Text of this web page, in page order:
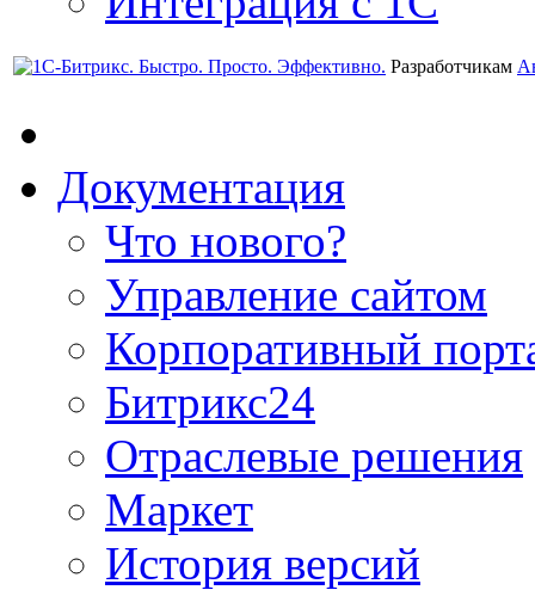
Разработчикам
Документация
Что нового?
Управление сайтом
Корпоративный
Битрикс24
Отраслевые решения
Маркет
История версий